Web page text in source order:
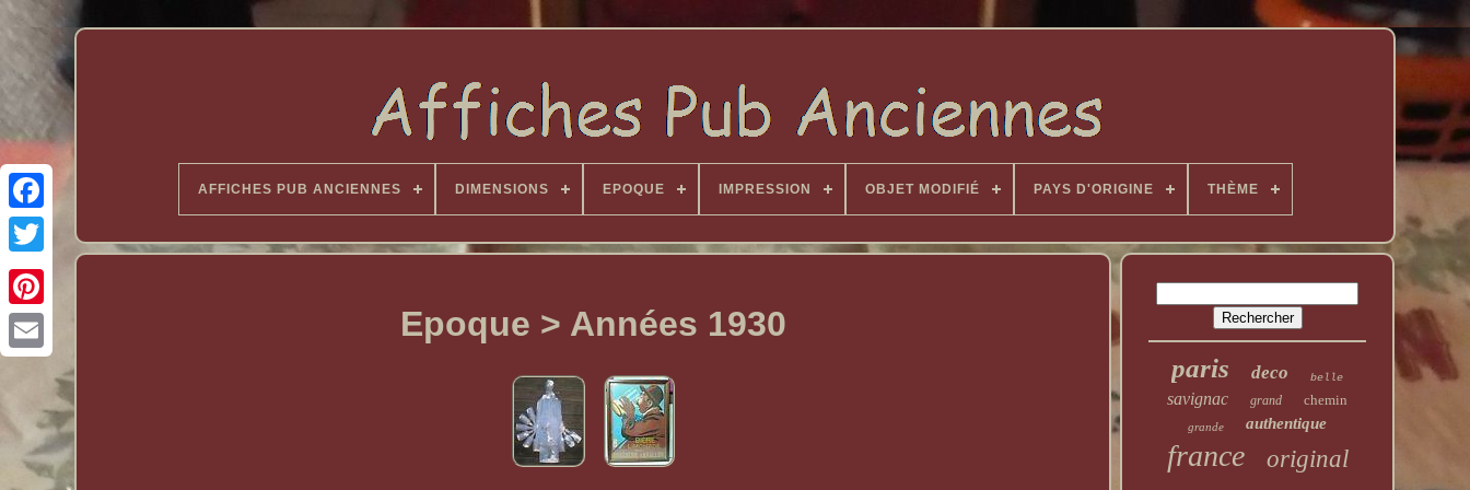
AFFICHES PUB ANCIENNES DIMENSIONS EPOQUE IMPRESSION OBJET MODIFIÉ PAYS D'ORIGINE THÈME
Epoque > Années 1930
paris deco belle
savignac grand chemin
grande authentique
france original